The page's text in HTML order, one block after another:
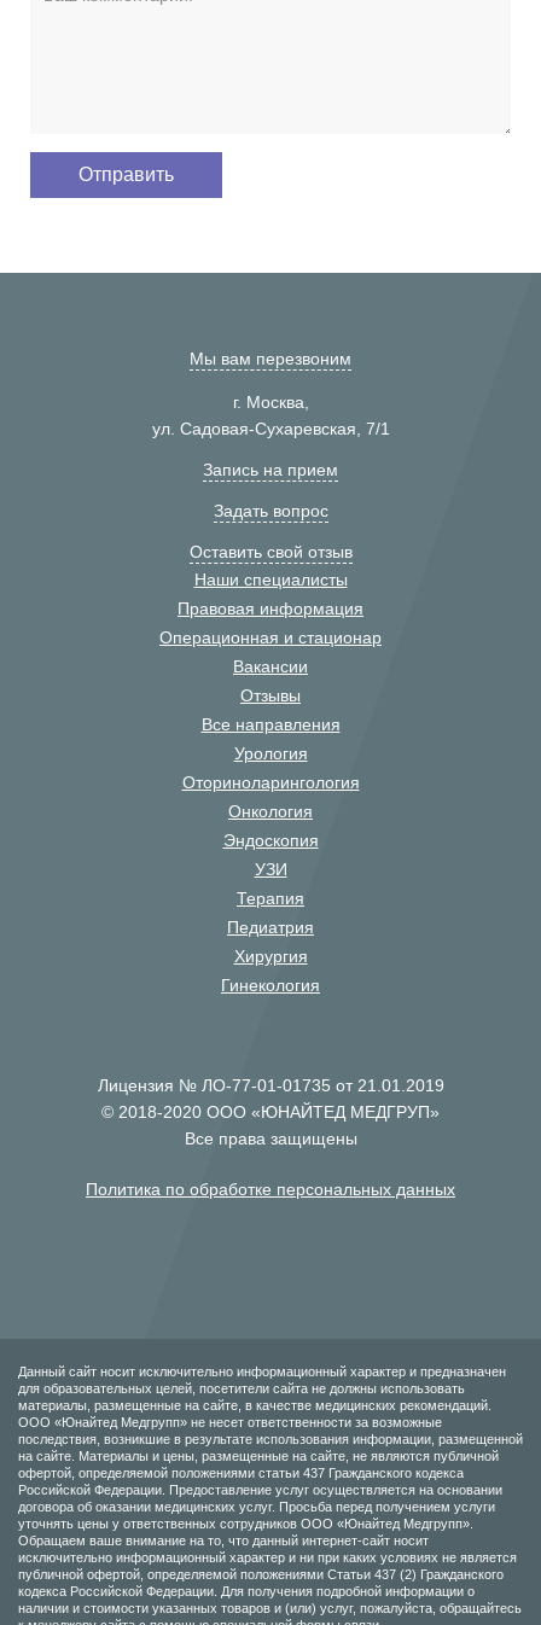
Мы вам перезвоним
г. Москва,
ул. Садовая-Сухаревская, 7/1
Запись на прием
Задать вопрос
Оставить свой отзыв
Наши специалисты
Правовая информация
Операционная и стационар
Вакансии
Отзывы
Все направления
Урология
Оториноларингология
Онкология
Эндоскопия
УЗИ
Терапия
Педиатрия
Хирургия
Гинекология
Лицензия № ЛО-77-01-01735 от 21.01.2019
© 2018-2020 ООО «ЮНАЙТЕД МЕДГРУП»
Все права защищены
Политика по обработке персональных данных
Данный сайт носит исключительно информационный характер и предназначен
для образовательных целей, посетители сайта не должны использовать
материалы, размещенные на сайте, в качестве медицинских рекомендаций.
ООО «Юнайтед Медгрупп» не несет ответственности за возможные
последствия, возникшие в результате использования информации, размещенной
на сайте. Материалы и цены, размещенные на сайте, не являются публичной
офертой, определяемой положениями статьи 437 Гражданского кодекса
Российской Федерации. Предоставление услуг осуществляется на основании
договора об оказании медицинских услуг. Просьба перед получением услуги
уточнять цены у ответственных сотрудников ООО «Юнайтед Медгрупп».
Обращаем ваше внимание на то, что данный интернет-сайт носит
исключительно информационный характер и ни при каких условиях не является
публичной офертой, определяемой положениями Статьи 437 (2) Гражданского
кодекса Российской Федерации. Для получения подробной информации о
наличии и стоимости указанных товаров и (или) услуг, пожалуйста, обращайтесь